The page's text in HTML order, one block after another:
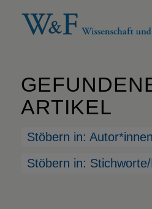
ARTIKEL
Stöbern in: Autor*innen
Stöbern in: